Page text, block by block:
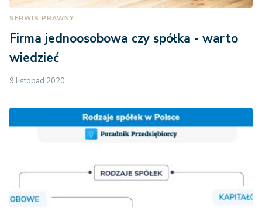
SERWIS PRAWNY
Firma jednoosobowa czy spółka - warto
wiedzieć
9 listopad 2020